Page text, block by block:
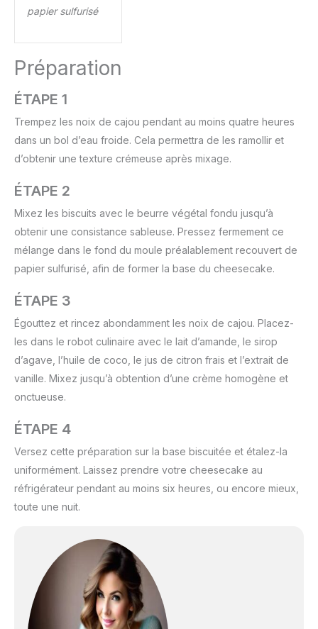
papier sulfurisé
Préparation
ÉTAPE 1
Trempez les noix de cajou pendant au moins quatre heures
dans un bol d’eau froide. Cela permettra de les ramollir et
d’obtenir une texture crémeuse après mixage.
ÉTAPE 2
Mixez les biscuits avec le beurre végétal fondu jusqu’à
obtenir une consistance sableuse. Pressez fermement ce
mélange dans le fond du moule préalablement recouvert de
papier sulfurisé, afin de former la base du cheesecake.
ÉTAPE 3
Égouttez et rincez abondamment les noix de cajou. Placez-
les dans le robot culinaire avec le lait d’amande, le sirop
d’agave, l’huile de coco, le jus de citron frais et l’extrait de
vanille. Mixez jusqu’à obtention d’une crème homogène et
onctueuse.
ÉTAPE 4
Versez cette préparation sur la base biscuitée et étalez-la
uniformément. Laissez prendre votre cheesecake au
réfrigérateur pendant au moins six heures, ou encore mieux,
toute une nuit.